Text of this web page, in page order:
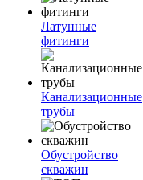
Латунные
фитинги
Канализационные
трубы
Обустройство
скважин